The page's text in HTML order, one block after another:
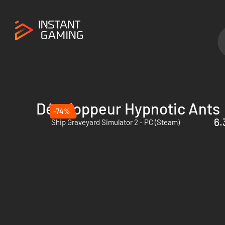
Développeur Hypnotic Ants
-74%
Ship Graveyard Simulator 2 - PC (Steam)